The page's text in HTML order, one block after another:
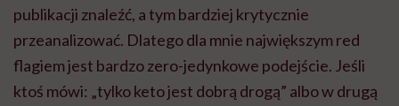
publikacji znaleźć, a tym bardziej krytycznie
przeanalizować. Dlatego dla mnie największym red
flagiem jest bardzo zero-jedynkowe podejście. Jeśli
ktoś mówi: „tylko keto jest dobrą drogą” albo w drugą